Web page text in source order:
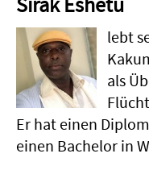
Sirak Eshetu
lebt
als
Er hat einen
einen Bachelor in